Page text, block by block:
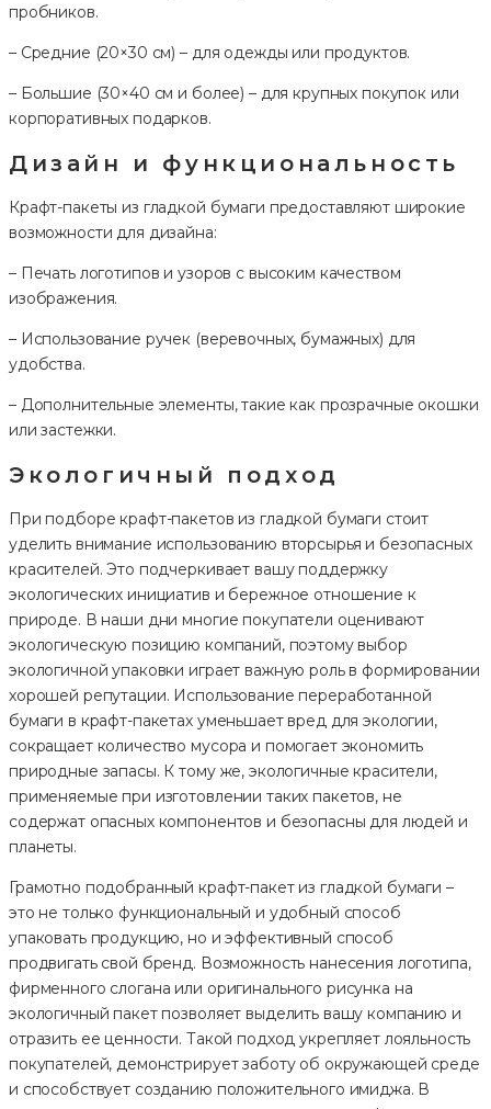
пробников.
– Средние (20×30 см) – для одежды или продуктов.
– Большие (30×40 см и более) – для крупных покупок или
корпоративных подарков.
Дизайн и функциональность
Крафт-пакеты из гладкой бумаги предоставляют широкие
возможности для дизайна:
– Печать логотипов и узоров с высоким качеством
изображения.
– Использование ручек (веревочных, бумажных) для
удобства.
– Дополнительные элементы, такие как прозрачные окошки
или застежки.
Экологичный подход
При подборе крафт-пакетов из гладкой бумаги стоит
уделить внимание использованию вторсырья и безопасных
красителей. Это подчеркивает вашу поддержку
экологических инициатив и бережное отношение к
природе. В наши дни многие покупатели оценивают
экологическую позицию компаний, поэтому выбор
экологичной упаковки играет важную роль в формировании
хорошей репутации. Использование переработанной
бумаги в крафт-пакетах уменьшает вред для экологии,
сокращает количество мусора и помогает экономить
природные запасы. К тому же, экологичные красители,
применяемые при изготовлении таких пакетов, не
содержат опасных компонентов и безопасны для людей и
планеты.
Грамотно подобранный крафт-пакет из гладкой бумаги –
это не только функциональный и удобный способ
упаковать продукцию, но и эффективный способ
продвигать свой бренд. Возможность нанесения логотипа,
фирменного слогана или оригинального рисунка на
экологичный пакет позволяет выделить вашу компанию и
отразить ее ценности. Такой подход укрепляет лояльность
покупателей, демонстрирует заботу об окружающей среде
и способствует созданию положительного имиджа. В